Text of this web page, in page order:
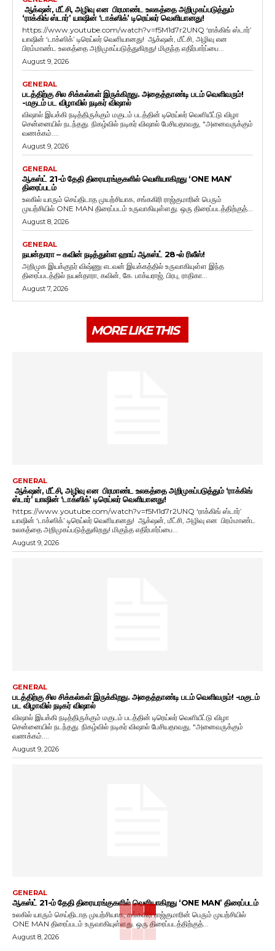
ஆக்‌ஷன், மீட்சி, அழிவு என பிரமாண்ட உலகத்தை அறிமுகப்படுத்தும்
‘ராக்கிங் ஸ்டார்’ யாஷின் ‘டாக்ஸிக்’ டிரெய்லர் வெளியானது!
https://www.youtube.com/watch?v=f5M1d7r2UNQ ‘ராக்கிங் ஸ்டார்’
யாஷின் ‘டாக்ஸிக்’ டிரெய்லர் வெளியானது! ஆக்‌ஷன், மீட்சி, அழிவு என
பிரம்மாண்ட உலகத்தை அறிமுகப்படுத்துகிறது! மிகுந்த எதிர்பார்ப்பை...
August 9, 2026
GENERAL
படத்திற்கு சில சிக்கல்கள் இருக்கிறது. அதைத்தாண்டி படம் வெளிவரும்!
-மகுடம் பட விழாவில் நடிகர் விஷால்
விஷால் இயக்கி நடித்திருக்கும் மகுடம் படத்தின் டிரெய்லர் வெளியீட்டு விழா
சென்னையில் நடந்தது. நிகழ்வில் நடிகர் விஷால் பேசியதாவது, "அனைவருக்கும்
வணக்கம்....
August 9, 2026
GENERAL
ஆகஸ்ட் 21-ம் தேதி திரையரங்குகளில் வெளியாகிறது ‘ONE MAN’
திரைப்படம்
உலகில் யாரும் செய்திடாத முயற்சியாக, சங்ககிரி ராஜ்குமாரின் பெரும்
முயற்சியில் ONE MAN திரைப்படம் உருவாகியுள்ளது. ஒரு திரைப்படத்திற்குத்...
August 8, 2026
GENERAL
நயன்தாரா – கவின் நடித்துள்ள ஹாய் ஆகஸ்ட் 28-ல் ரிலீஸ்!
அறிமுக இயக்குநர் விஷ்ணு எடவன் இயக்கத்தில் உருவாகியுள்ள இந்த
திரைப்படத்தில் நயன்தாரா, கவின், கே. பாக்யராஜ், பிரபு, ராதிகா...
August 7, 2026
MORE LIKE THIS
GENERAL
ஆக்‌ஷன், மீட்சி, அழிவு என பிரமாண்ட உலகத்தை அறிமுகப்படுத்தும் ‘ராக்கிங்
ஸ்டார்’ யாஷின் ‘டாக்ஸிக்’ டிரெய்லர் வெளியானது!
https://www.youtube.com/watch?v=f5M1d7r2UNQ ‘ராக்கிங் ஸ்டார்’
யாஷின் ‘டாக்ஸிக்’ டிரெய்லர் வெளியானது! ஆக்‌ஷன், மீட்சி, அழிவு என பிரம்மாண்ட
உலகத்தை அறிமுகப்படுத்துகிறது! மிகுந்த எதிர்பார்ப்பை...
August 9, 2026
GENERAL
படத்திற்கு சில சிக்கல்கள் இருக்கிறது. அதைத்தாண்டி படம் வெளிவரும்! -மகுடம்
பட விழாவில் நடிகர் விஷால்
விஷால் இயக்கி நடித்திருக்கும் மகுடம் படத்தின் டிரெய்லர் வெளியீட்டு விழா
சென்னையில் நடந்தது. நிகழ்வில் நடிகர் விஷால் பேசியதாவது, "அனைவருக்கும்
வணக்கம்....
August 9, 2026
GENERAL
ஆகஸ்ட் 21-ம் தேதி திரையரங்குகளில் வெளியாகிறது ‘ONE MAN’ திரைப்படம்
உலகில் யாரும் செய்திடாத முயற்சியாக, சங்ககிரி ராஜ்குமாரின் பெரும் முயற்சியில்
ONE MAN திரைப்படம் உருவாகியுள்ளது. ஒரு திரைப்படத்திற்குத்...
August 8, 2026